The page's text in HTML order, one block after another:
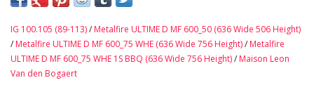
148,5 cm Buitenbreedte 58,46 Inch
115,5 cm Buitenhoogte 45,47 Inch
94 cm Binnenbreedte 37, 01 Inch
IG 100.105 (89-113)/ Metalfire ULTIME D MF 600_50 (636 Wide 506 Height)
/ Metalfire ULTIME D MF 600_75 WHE (636 Wide 756 Height)/ Metalfire
ULTIME D MF 600_75 WHE 1S BBQ (636 Wide 756 Height)/ Maison Leon
Van den Bogaert